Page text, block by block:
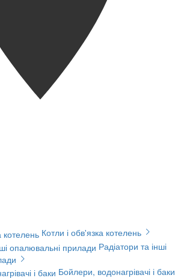
Котли і обв'язка котелень
Радіатори та інші
Бойлери, водонагрівачі і баки